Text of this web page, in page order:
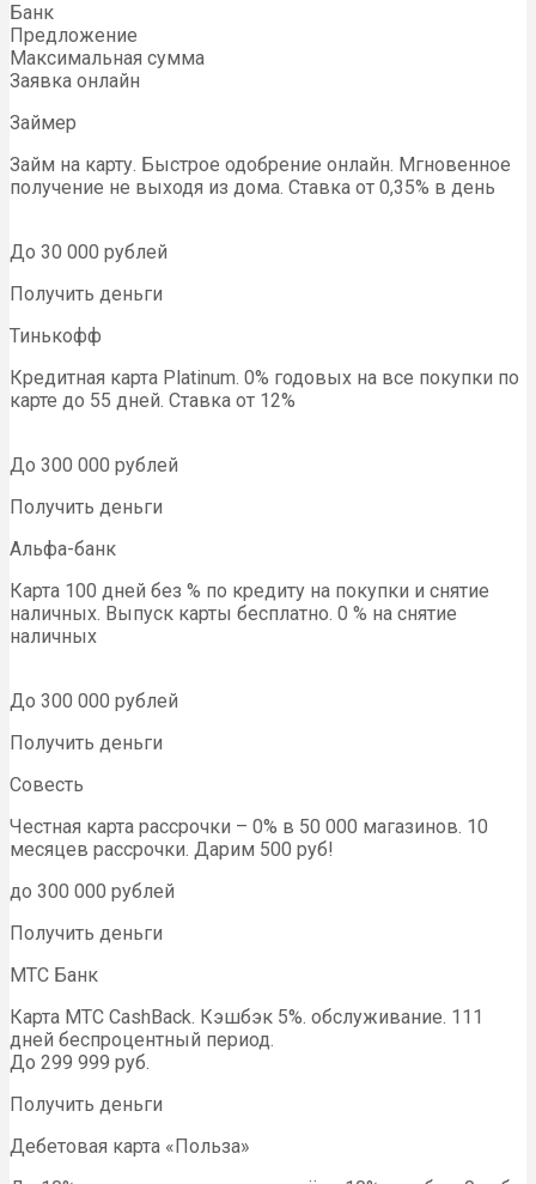
Банк
Предложение
Максимальная сумма
Заявка онлайн
Займер
Займ на карту. Быстрое одобрение онлайн. Мгновенное
получение не выходя из дома. Ставка от 0,35% в день
До 30 000 рублей
Получить деньги
Тинькофф
Кредитная карта Platinum. 0% годовых на все покупки по
карте до 55 дней. Ставка от 12%
До 300 000 рублей
Получить деньги
Альфа-банк
Карта 100 дней без % по кредиту на покупки и снятие
наличных. Выпуск карты бесплатно. 0 % на снятие
наличных
До 300 000 рублей
Получить деньги
Совесть
Честная карта рассрочки – 0% в 50 000 магазинов. 10
месяцев рассрочки. Дарим 500 руб!
до 300 000 рублей
Получить деньги
МТС Банк
Карта МТС CashBack. Кэшбэк 5%. обслуживание. 111
дней беспроцентный период.
До 299 999 руб.
Получить деньги
Дебетовая карта «Польза»